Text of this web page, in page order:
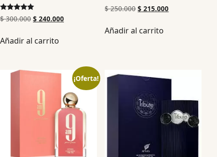
Valorado en
5.00
$300.000 $ 240.000
Añadir al carrito
$250.000 $ 215.000
Añadir al carrito
¡Oferta!